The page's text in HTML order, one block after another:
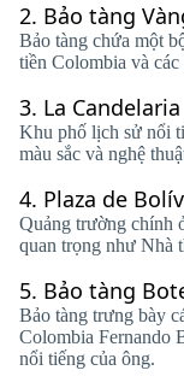
2. Bảo tàng
Bảo tàng chứa một
tiền Colombia và
3. La Candelaria
Khu phố lịch sử nổi
màu sắc và nghệ
4. Plaza de
Quảng trường chính
quan trọng như Nhà
5. Bảo tàng
Bảo tàng trưng bày
Colombia Fernando
nổi tiếng của ông.